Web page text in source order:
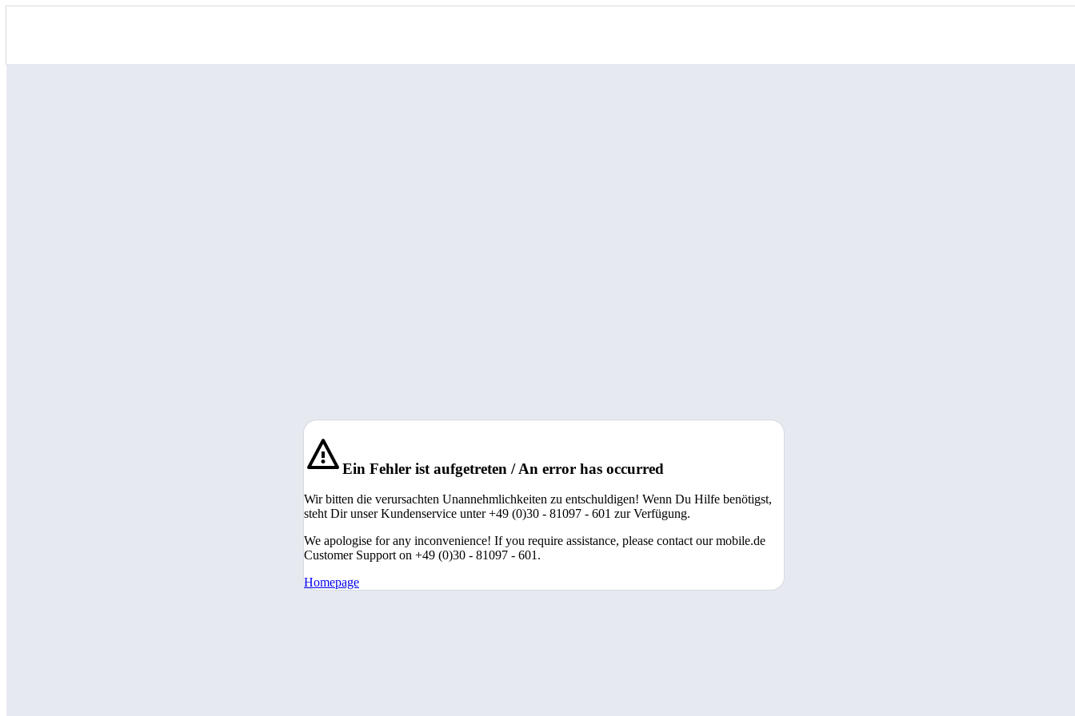
Ein Fehler ist aufgetreten / An error has occurred
Wir bitten die verursachten Unannehmlichkeiten zu entschuldigen! Wenn Du Hilfe benötigst,
steht Dir unser Kundenservice unter +49 (0)30 - 81097 - 601 zur Verfügung.
We apologise for any inconvenience! If you require assistance, please contact our mobile.de
Customer Support on +49 (0)30 - 81097 - 601.
Homepage